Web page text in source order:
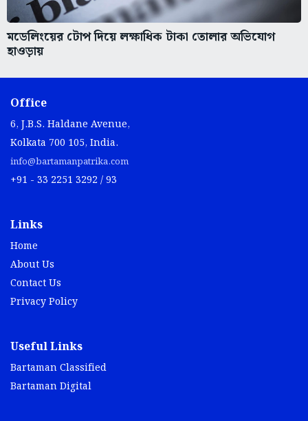
মডেলিংয়ের টোপ দিয়ে লক্ষাধিক টাকা তোলার অভিযোগ
হাওড়ায়
Office
6, J.B.S. Haldane Avenue,
Kolkata 700 105, India.
info@bartamanpatrika.com
+91 - 33 2251 3292 / 93
Links
Home
About Us
Contact Us
Privacy Policy
Useful Links
Bartaman Classified
Bartaman Digital